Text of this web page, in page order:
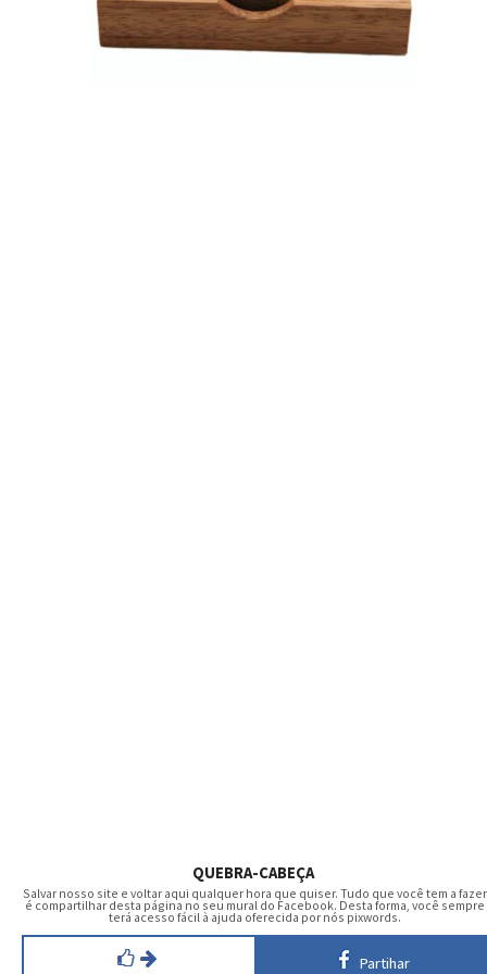
QUEBRA-CABEÇA
Salvar nosso site e voltar aqui qualquer hora que quiser. Tudo que você tem a fazer
é compartilhar desta página no seu mural do Facebook. Desta forma, você sempre
terá acesso fácil à ajuda oferecida por nós pixwords.
Partihar